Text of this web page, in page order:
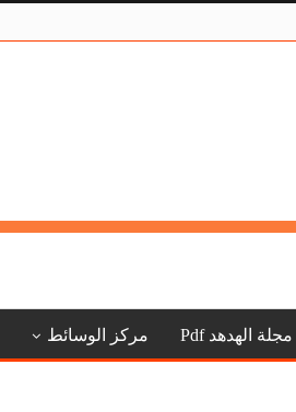
مجلة الهدهد Pdf مركز الوسائط